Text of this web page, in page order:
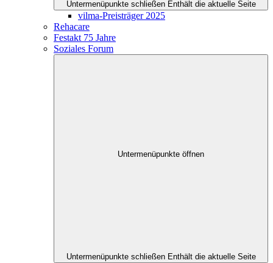
Untermenüpunkte schließen Enthält die aktuelle Seite
vilma-Preisträger 2025
Rehacare
Festakt 75 Jahre
Soziales Forum
Untermenüpunkte öffnen
Untermenüpunkte schließen Enthält die aktuelle Seite